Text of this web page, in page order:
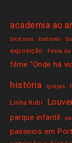
academia ao
bicicross budismo
exposição Festa da
filme "Onde há
história
igrejas
Linha Rubi
parque infantil
passeios em